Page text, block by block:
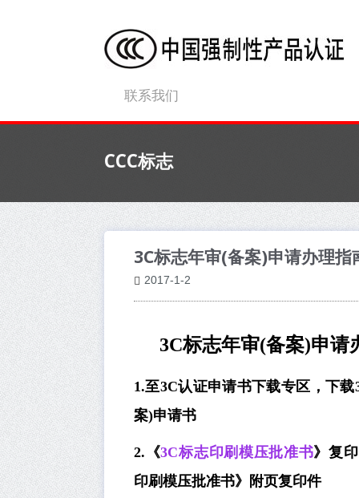
联系我们
CCC标志
3C标志年审(备案)申请办理指
2017-1-2
3C标志年审(备案)申请
1.至3C认证申请书下载专区，下载
案)申请书
2.《3C标志印刷模压批准书》复
印刷模压批准书》附页复印件